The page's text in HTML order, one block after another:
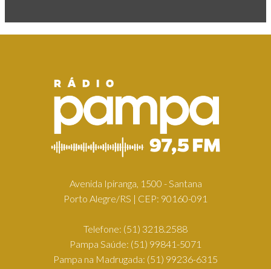
Avenida Ipiranga, 1500 - Santana
Porto Alegre/RS | CEP: 90160-091
Telefone: (51) 3218.2588
Pampa Saúde: (51) 99841-5071
Pampa na Madrugada: (51) 99236-6315